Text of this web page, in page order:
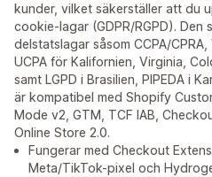
kunder, vilket säkerställer att du
cookie-lagar (GDPR/RGPD). Den
delstatslagar såsom CCPA/CPRA,
UCPA för Kalifornien, Virginia,
samt LGPD i Brasilien, PIPEDA i
är kompatibel med Shopify
Mode v2, GTM, TCF IAB,
Online Store 2.0.
Fungerar med Checkout
Meta/TikTok-pixel och